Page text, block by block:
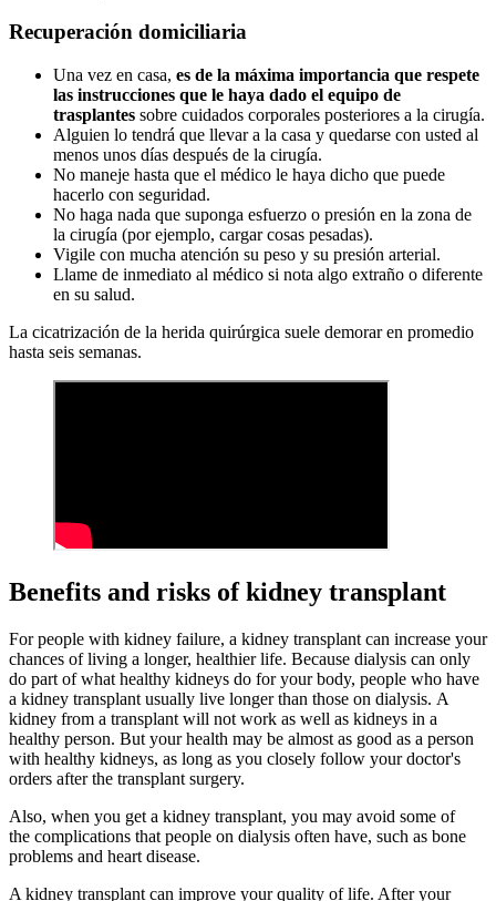
Recuperación domiciliaria
Una vez en casa, es de la máxima importancia que respete
las instrucciones que le haya dado el equipo de
trasplantes sobre cuidados corporales posteriores a la cirugía.
Alguien lo tendrá que llevar a la casa y quedarse con usted al
menos unos días después de la cirugía.
No maneje hasta que el médico le haya dicho que puede
hacerlo con seguridad.
No haga nada que suponga esfuerzo o presión en la zona de
la cirugía (por ejemplo, cargar cosas pesadas).
Vigile con mucha atención su peso y su presión arterial.
Llame de inmediato al médico si nota algo extraño o diferente
en su salud.
La cicatrización de la herida quirúrgica suele demorar en promedio
hasta seis semanas.
Benefits and risks of kidney transplant
For people with kidney failure, a kidney transplant can increase your
chances of living a longer, healthier life. Because dialysis can only
do part of what healthy kidneys do for your body, people who have
a kidney transplant usually live longer than those on dialysis. A
kidney from a transplant will not work as well as kidneys in a
healthy person. But your health may be almost as good as a person
with healthy kidneys, as long as you closely follow your doctor's
orders after the transplant surgery.
Also, when you get a kidney transplant, you may avoid some of
the complications that people on dialysis often have, such as bone
problems and heart disease.
A kidney transplant can improve your quality of life. After your